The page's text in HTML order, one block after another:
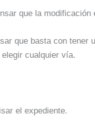
que la modificación
que basta con tener
cualquier vía.
el expediente.